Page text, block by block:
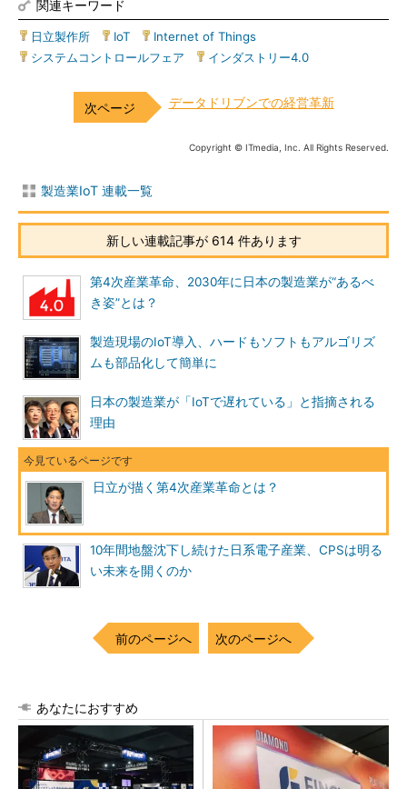
関連キーワード
日立製作所 IoT Internet of Things
システムコントロールフェア
インダストリー4.0
データドリブンでの経営革新
Copyright © ITmedia, Inc. All Rights Reserved.
製造業IoT 連載一覧
新しい連載記事が 614 件あります
第4次産業革命、2030年に日本の製造業が“あるべ
き姿”とは？
製造現場のIoT導入、ハードもソフトもアルゴリズ
ムも部品化して簡単に
日本の製造業が「IoTで遅れている」と指摘される
理由
日立が描く第4次産業革命とは？
10年間地盤沈下し続けた日系電子産業、CPSは明る
い未来を開くのか
前のページへ 次のページへ
あなたにおすすめ